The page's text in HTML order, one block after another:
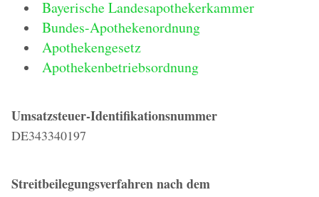
Bayerische Landesapothekerkammer
Bundes-Apothekenordnung
Apothekengesetz
Apothekenbetriebsordnung
Umsatzsteuer-Identifikationsnummer
DE343340197
Streitbeilegungsverfahren nach dem